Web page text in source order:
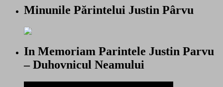
Minunile Părintelui Justin Pârvu
In Memoriam Parintele Justin Parvu
– Duhovnicul Neamului